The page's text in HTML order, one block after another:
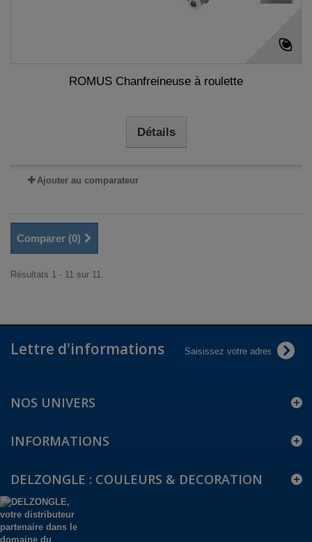
ROMUS Chanfreineuse à roulette
Détails
Ajouter au comparateur
Comparer (0)
Résultats 1 - 11 sur 11.
Lettre d'informations
NOS UNIVERS
INFORMATIONS
DELZONGLE : COULEURS & DECORATION